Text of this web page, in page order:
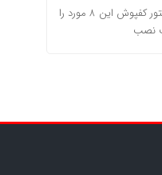
قبل از امضای فاکتور کفپوش این ۸ مورد را
نصب